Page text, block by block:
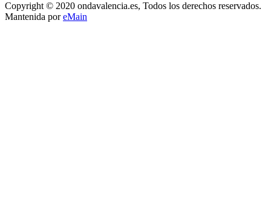
Copyright © 2020 ondavalencia.es, Todos los derechos reservados.
Mantenida poreMain